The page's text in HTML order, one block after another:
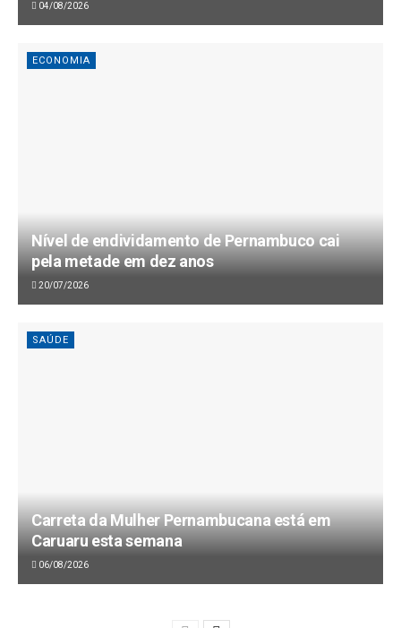
04/08/2026
ECONOMIA
Nível de endividamento de Pernambuco cai
pela metade em dez anos
20/07/2026
SAÚDE
Carreta da Mulher Pernambucana está em
Caruaru esta semana
06/08/2026